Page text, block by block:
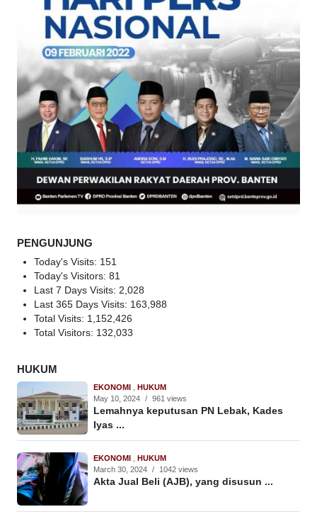
PENGUNJUNG
Today's Visits: 151
Today's Visitors: 81
Last 7 Days Visits: 2,028
Last 365 Days Visits: 163,988
Total Visits: 1,152,426
Total Visitors: 132,033
HUKUM
EKONOMI , HUKUM
May 10, 2024 / 961 views
Lemahnya keputusan PN Lebak, Kades
Iyas ...
EKONOMI , HUKUM
March 30, 2024 / 1042 views
Akta Jual Beli (AJB), yang disusun ...